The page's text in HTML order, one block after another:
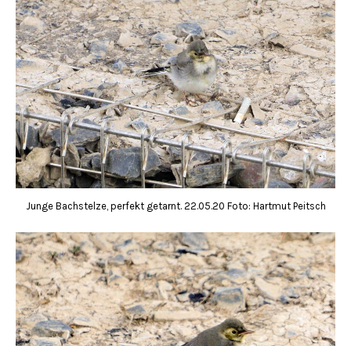
Junge Bachstelze, perfekt getarnt. 22.05.20 Foto: Hartmut Peitsch